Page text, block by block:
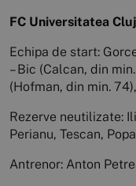
FC Universitatea
Echipa de start:
– Bic (Calcan, din
(Hofman, din min.
Rezerve neutilizate:
Perianu, Tescan,
Antrenor: Anton